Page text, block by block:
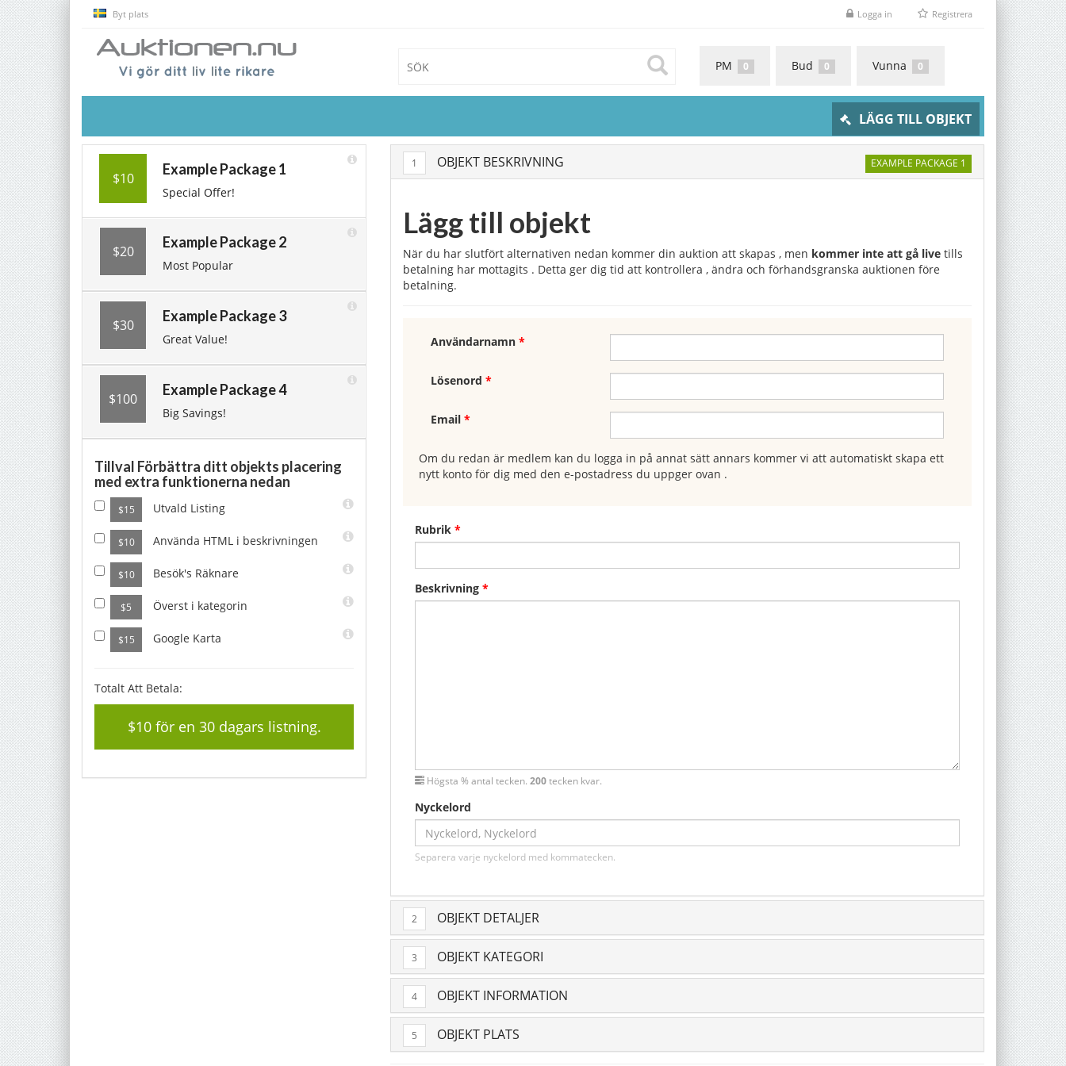
Logga in Registrera
Byt plats
PM 0 Bud 0 Vunna 0
LÄGG TILL OBJEKT
$10
Example Package 1
Special Offer!
$20
Example Package 2
Most Popular
$30
Example Package 3
Great Value!
$100
Example Package 4
Big Savings!
Tillval Förbättra ditt objekts placering
med extra funktionerna nedan
$15 Utvald Listing
$10 Använda HTML i beskrivningen
$10 Besök's Räknare
$5 Överst i kategorin
$15 Google Karta
Totalt Att Betala:
$10för en 30 dagars listning.
1 EXAMPLE PACKAGE 1
OBJEKT BESKRIVNING
Lägg till objekt
När du har slutfört alternativen nedan kommer din auktion att skapas , men kommer inte att gå live tills
betalning har mottagits . Detta ger dig tid att kontrollera , ändra och förhandsgranska auktionen före
betalning.
Användarnamn*
Lösenord*
Email*
Om du redan är medlem kan du logga in på annat sätt annars kommer vi att automatiskt skapa ett
nytt konto för dig med den e-postadress du uppger ovan .
Rubrik*
Beskrivning*
Högsta % antal tecken.200tecken kvar.
Nyckelord
Separera varje nyckelord med kommatecken.
2 OBJEKT DETALJER
3 OBJEKT KATEGORI
4 OBJEKT INFORMATION
5 OBJEKT PLATS